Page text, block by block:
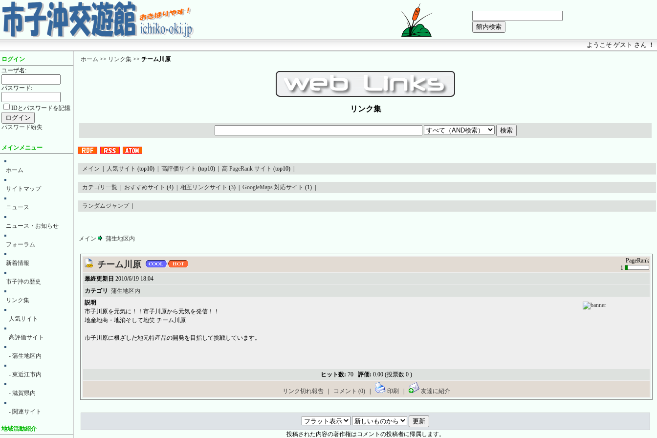
ようこそ ゲスト さん ！
ログイン
ユーザ名:
パスワード:
IDとパスワードを記憶
パスワード紛失
メインメニュー
ホーム
サイトマップ
ニュース
ニュース・お知らせ
フォーラム
新着情報
市子沖の歴史
リンク集
人気サイト
高評価サイト
- 蒲生地区内
- 東近江市内
- 滋賀県内
- 関連サイト
地域活動紹介
ホーム >> リンク集 >> チーム川原
リンク集
メイン 人気サイト (top10) | 高評価サイト (top10) | 高 PageRank サイト (top10) |
カテゴリ一覧 おすすめサイト (4) | 相互リンクサイト (3) | GoogleMaps 対応サイト (1) |
ランダムジャンプ|
メイン 蒲生地区内
チーム川原
PageRank
1
最終更新日 2010/6/19 18:04
カテゴリ 蒲生地区内
説明
市子川原を元気に！！市子川原から元気を発信！！
地産地商・地消そして地笑 チーム川原
市子川原に根ざした地元特産品の開発を目指して挑戦しています。
ヒット数: 70 評価: 0.00 (投票数 0 )
リンク切れ報告 コメント (0) 印刷 友達に紹介
投稿された内容の著作権はコメントの投稿者に帰属します。